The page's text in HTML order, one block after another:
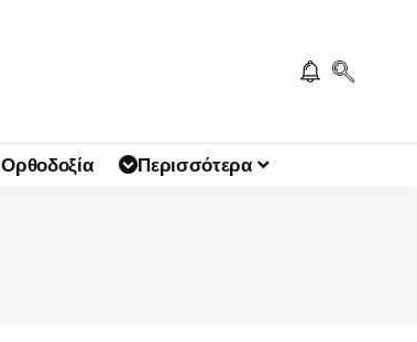
Ορθοδοξία Περισσότερα